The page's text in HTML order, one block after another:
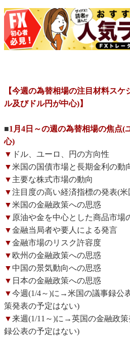
【今週の為替相場の注目材料ス
ル及びドル円が中心)】
■1月4日～の週の為替相場の焦点(
心)
▼ ドル、ユーロ、円の方向性
▼米国の国債市場と長期金利の動
▼ 主要な株式市場の動向
▼注目度の高い経済指標の発表(米
▼米国の金融政策への思惑
▼ 原油や金を中心とした商品市場
▼金融当局者や要人による発言
▼金融市場のリスク許容度
▼ 欧州の金融政策への思惑
▼ 中国の景気動向への思惑
▼ 日本の金融政策への思惑
▼今週(1/4～)に→米国の議事録公
策発表の予定はない)
▼来週(1/11～)に→英国の金融政
録公表の予定はない)